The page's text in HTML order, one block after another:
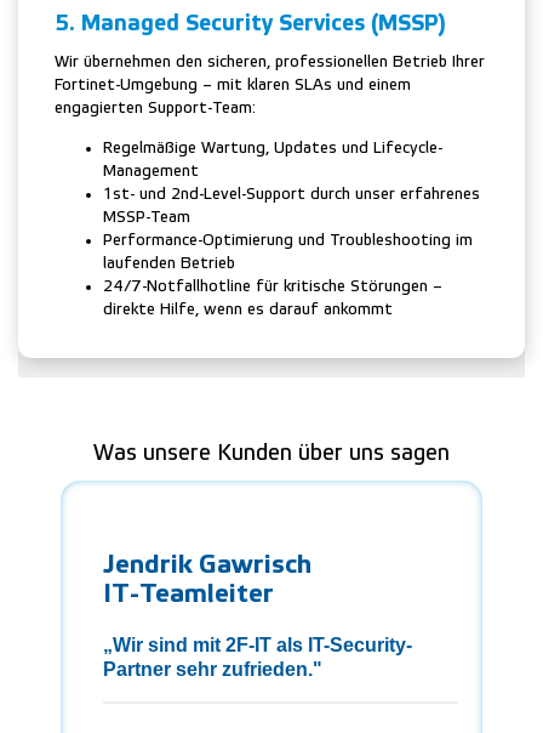
5. Managed Security Services (MSSP)
Wir übernehmen den sicheren, professionellen Betrieb Ihrer
Fortinet-Umgebung – mit klaren SLAs und einem
engagierten Support-Team:
Regelmäßige Wartung, Updates und Lifecycle-
Management
1st- und 2nd-Level-Support durch unser erfahrenes
MSSP-Team
Performance-Optimierung und Troubleshooting im
laufenden Betrieb
24/7-Notfallhotline für kritische Störungen –
direkte Hilfe, wenn es darauf ankommt
Was unsere Kunden über uns sagen
Jendrik Gawrisch
IT-Teamleiter
„Wir sind mit 2F-IT als IT-Security-
Partner sehr zufrieden."